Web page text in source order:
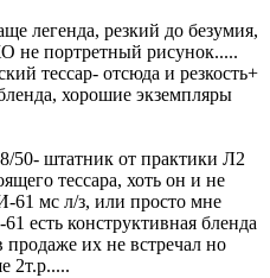
легенда, резкий до безумия,
не портретный рисунок.....
тессар- отсюда и резкость+
хорошие экземпляры
50- штатник от практики Л2
тессара, хоть он и не
мс л/з, или просто мне
есть конструктивная бленда
их не встречал но
2т.р.....